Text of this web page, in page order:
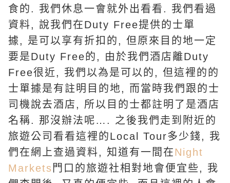
食的. 我們休息一會就外出看看. 我們看過
資料, 說我們在Duty Free提供的士單
據, 是可以享有折扣的, 但原來目的地一定
要是Duty Free的, 由於我們酒店離Duty
Free很近, 我們以為是可以的, 但這裡的的
士單據是有註明目的地, 而當時我們跟的士
司機說去酒店, 所以目的士都註明了是酒店
名稱. 那沒辦法呢…. 之後我們走到附近的
旅遊公司看看這裡的Local Tour多少錢, 我
們在網上查過資料, 知道有一間在Night
Markets 門口的旅遊社相對地會便宜些, 我